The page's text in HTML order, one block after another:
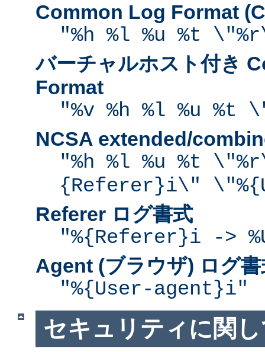
Common Log Format
"%h %l %u %t
バーチャルホスト付き
Format
"%v %h %l %u %t
NCSA extended/
"%h %l %u %t
{Referer}i\"
Referer ログ書式
"%{Referer}i ->
Agent (ブラウザ) ログ書
"%{User-agent}i"
セキュリティに関